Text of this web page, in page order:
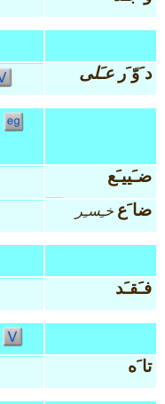
د َوّ َرعـَلى
ضـَييـَع
ضا َع خـِسـِر
فـَقـَد
تا َه